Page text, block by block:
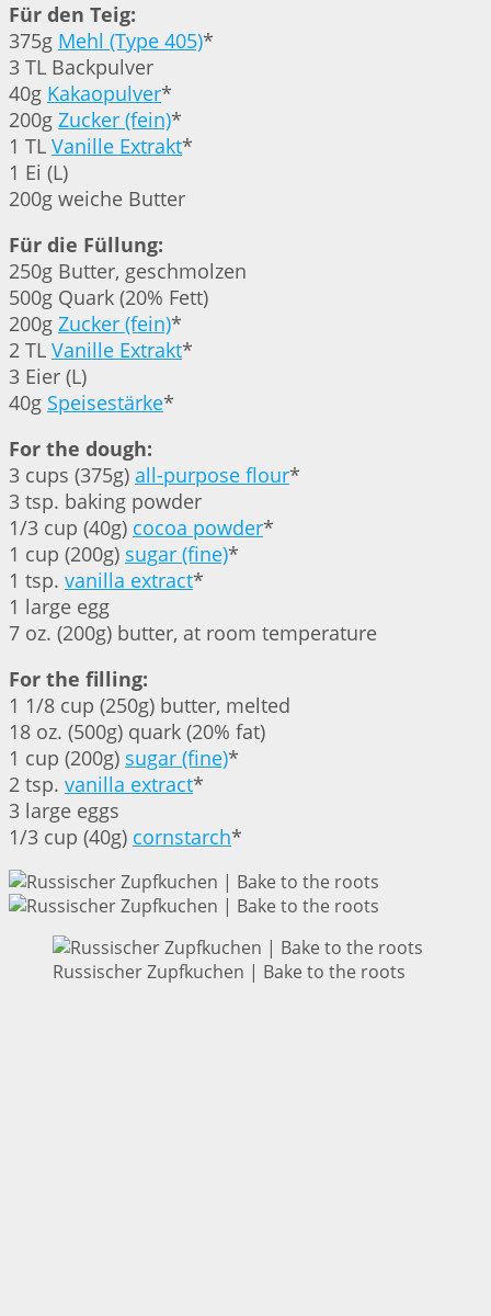
Für den Teig:
375g Mehl (Type 405)*
3 TL Backpulver
40g Kakaopulver*
200g Zucker (fein)*
1 TL Vanille Extrakt*
1 Ei (L)
200g weiche Butter
Für die Füllung:
250g Butter, geschmolzen
500g Quark (20% Fett)
200g Zucker (fein)*
2 TL Vanille Extrakt*
3 Eier (L)
40g Speisestärke*
For the dough:
3 cups (375g) all-purpose flour*
3 tsp. baking powder
1/3 cup (40g) cocoa powder*
1 cup (200g) sugar (fine)*
1 tsp. vanilla extract*
1 large egg
7 oz. (200g) butter, at room temperature
For the filling:
1 1/8 cup (250g) butter, melted
18 oz. (500g) quark (20% fat)
1 cup (200g) sugar (fine)*
2 tsp. vanilla extract*
3 large eggs
1/3 cup (40g) cornstarch*
Russischer Zupfkuchen | Bake to the roots